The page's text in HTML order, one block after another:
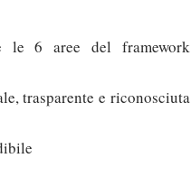
le 6 aree del framework
trasparente e riconosciuta